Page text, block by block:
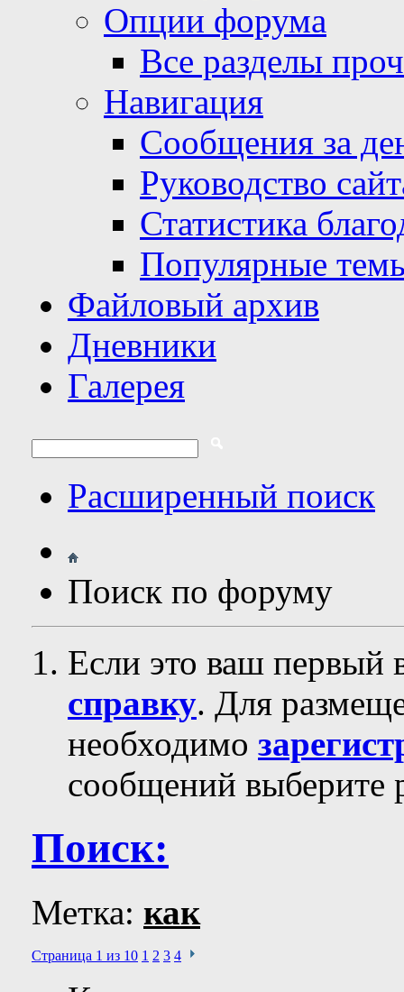
Опции форума
Все разделы
Навигация
Сообщения за
Руководство
Статистика
Популярные
Файловый архив
Дневники
Галерея
Расширенный поиск
Поиск по форуму
Если это ваш первый
справку. Для
необходимо
сообщений выберите
Поиск:
Метка: как
Страница 1 из 10 1 2 3 4